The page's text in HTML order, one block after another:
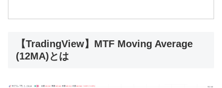
【TradingView】MTF Moving Average
(12MA)とは